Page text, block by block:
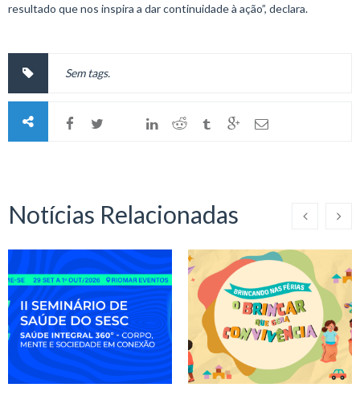
resultado que nos inspira a dar continuidade à ação”, declara.
Sem tags.
Notícias Relacionadas